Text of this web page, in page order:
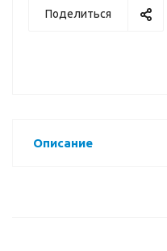
Поделиться
Описание